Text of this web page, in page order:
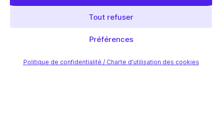
Tout refuser
Préférences
Politique de confidentialité / Charte d’utilisation des cookies
SEO avec l’IA : Votre Guide Ultime" ebook - Free
PDF
Article précédent